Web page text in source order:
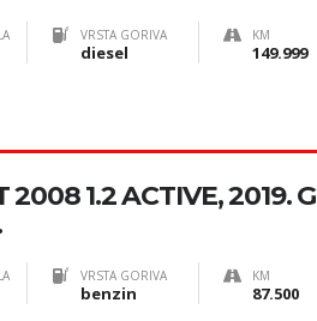
VRSTA GORIVA
diesel
KM
149.999
2008 1.2 ACTIVE, 2019. G
VRSTA GORIVA
benzin
KM
87.500